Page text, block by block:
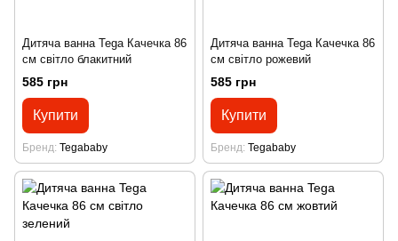
Дитяча ванна Tega Качечка 86
см світло блакитний
585 грн
Купити
Бренд Tegababy
Дитяча ванна Tega Качечка 86
см світло рожевий
585 грн
Купити
Бренд Tegababy